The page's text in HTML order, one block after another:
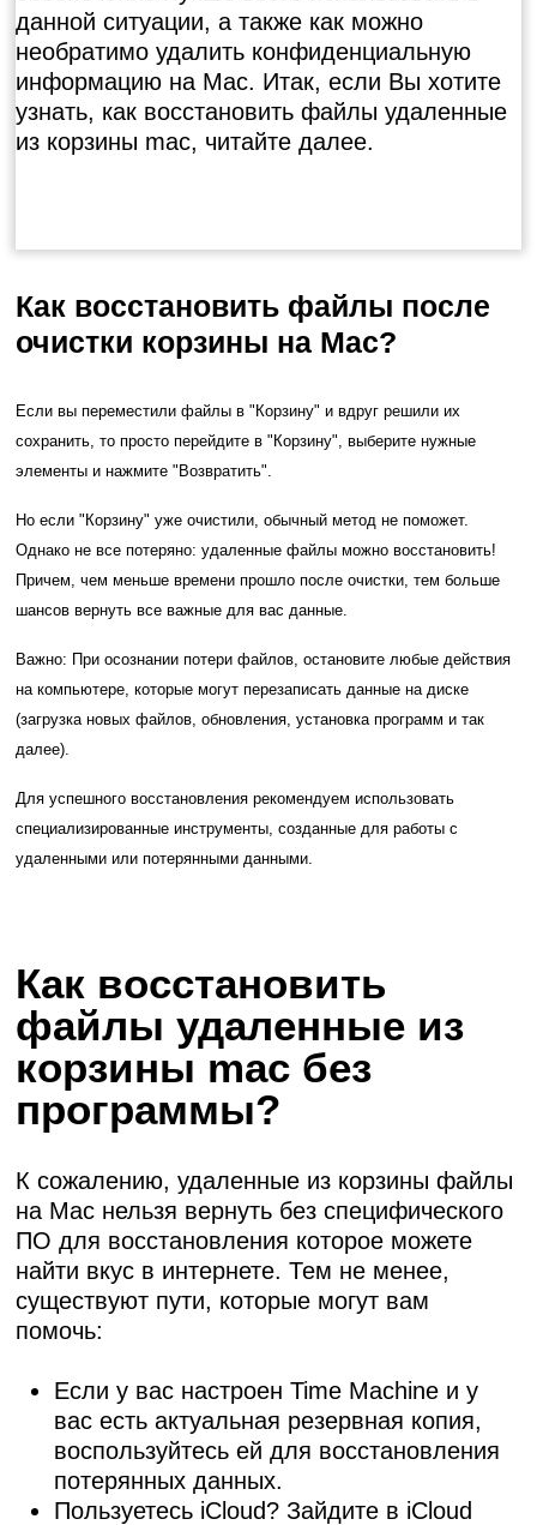
данной ситуации, а также как можно
необратимо удалить конфиденциальную
информацию на Mac. Итак, если Вы хотите
узнать, как восстановить файлы удаленные
из корзины mac, читайте далее.
Как восстановить файлы после
очистки корзины на Mac?
Если вы переместили файлы в "Корзину" и вдруг решили их
сохранить, то просто перейдите в "Корзину", выберите нужные
элементы и нажмите "Возвратить".
Но если "Корзину" уже очистили, обычный метод не поможет.
Однако не все потеряно: удаленные файлы можно восстановить!
Причем, чем меньше времени прошло после очистки, тем больше
шансов вернуть все важные для вас данные.
Важно: При осознании потери файлов, остановите любые действия
на компьютере, которые могут перезаписать данные на диске
(загрузка новых файлов, обновления, установка программ и так
далее).
Для успешного восстановления рекомендуем использовать
специализированные инструменты, созданные для работы с
удаленными или потерянными данными.
Как восстановить
файлы удаленные из
корзины mac без
программы?
К сожалению, удаленные из корзины файлы
на Mac нельзя вернуть без специфического
ПО для восстановления которое можете
найти вкус в интернете. Тем не менее,
существуют пути, которые могут вам
помочь:
Если у вас настроен Time Machine и у
вас есть актуальная резервная копия,
воспользуйтесь ей для восстановления
потерянных данных.
Пользуетесь iCloud? Зайдите в iCloud